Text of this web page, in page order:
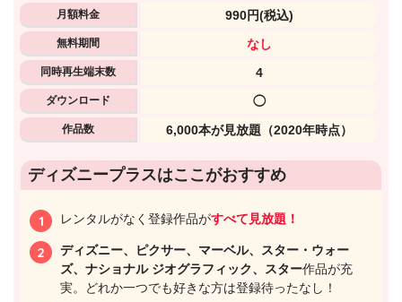
月額料金 990円(税込)
無料期間 なし
同時再生端末数 4
ダウンロード ◯
作品数 6,000本が見放題（2020年時点）
ディズニープラスはここがおすすめ
レンタルがなく登録作品がすべて見放題！
ディズニー、ピクサー、マーベル、スター・ウォー
ズ、ナショナル ジオグラフィック、スター作品が充
実。どれか一つでも好きな方は登録待ったなし！